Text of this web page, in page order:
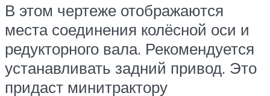
В этом чертеже отображаются
места соединения колёсной оси и
редукторного вала. Рекомендуется
устанавливать задний привод. Это
придаст минитрактору